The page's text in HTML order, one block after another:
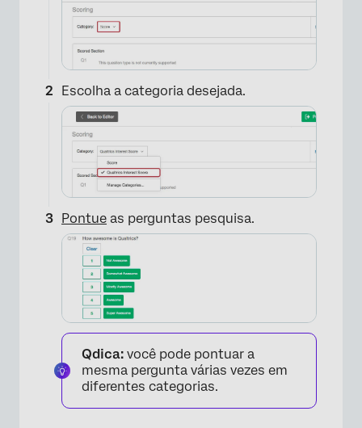
Escolha a categoria desejada.
Pontue as perguntas pesquisa.
Qdica: você pode pontuar a
mesma pergunta várias vezes em
diferentes categorias.